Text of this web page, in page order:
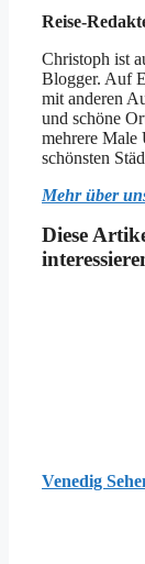
Reise-
Christoph ist
Blogger. Auf
mit anderen
und schöne
mehrere Male
schönsten
Mehr über
Diese
Venedig